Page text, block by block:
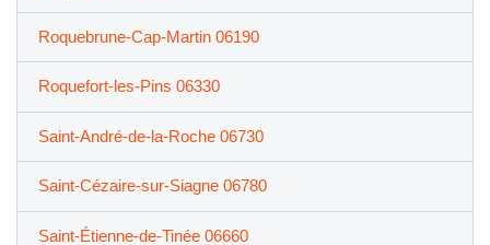
Roquebrune-Cap-Martin 06190
Roquefort-les-Pins 06330
Saint-André-de-la-Roche 06730
Saint-Cézaire-sur-Siagne 06780
Saint-Étienne-de-Tinée 06660